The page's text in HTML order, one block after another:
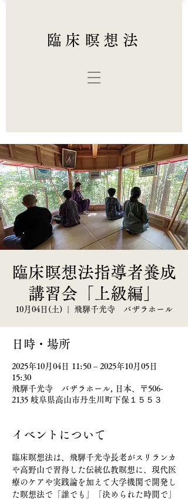
臨床瞑想法
臨床瞑想法指導者養成
講習会「上級編」
10月04日(土) 飛騨千光寺 バザラホール
日時・場所
2025年10月04日 11:50 – 2025年10月05日
15:30
飛騨千光寺 バザラホール, 日本、〒506-
2135 岐阜県高山市丹生川町下保１５５３
イベントについて
臨床瞑想法は、飛騨千光寺長老がスリランカ
や高野山で習得した伝統仏教瞑想に、現代医
療のケアや実践論を加えて大学機関で開発し
た瞑想法で「誰でも」「決められた時間で」